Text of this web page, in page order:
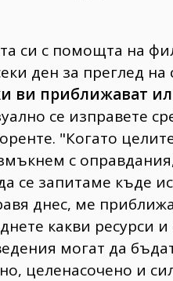
си с помощта на
ден за преглед на
ви приближават
се изправете
"Когато
с
се запитаме къде
днес, ме
какви ресурси
могат да
целенасочено и